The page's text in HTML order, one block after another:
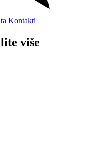
Kontakti
više